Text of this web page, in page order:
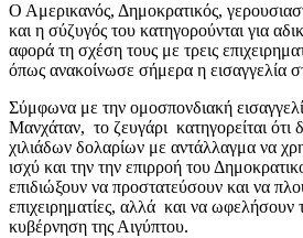
Ο Αμερικανός, Δημοκρατικός,
και η σύζυγός του κατηγορούνται για
αφορά τη σχέση τους με τρεις
όπως ανακοίνωσε σήμερα η εισαγγελία
Σύμφωνα με την ομοσπονδιακή
Μανχάταν, το ζευγάρι κατηγορείται ότι
χιλιάδων δολαρίων με αντάλλαγμα να
ισχύ και την την επιρροή του
επιδιώξουν να προστατεύσουν και να
επιχειρηματίες, αλλά και να ωφελήσουν
κυβέρνηση της Αιγύπτου.